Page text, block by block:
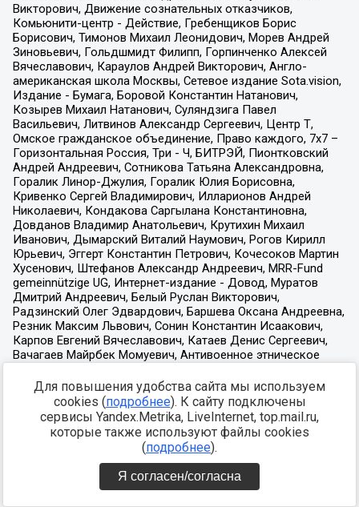
Для повышения удобства сайта мы используем
cookies (подробнее). К сайту подключены
сервисы Yandex.Metrika, LiveInternet, top.mail.ru,
которые также используют файлы cookies
(подробнее).
Я согласен/согласна